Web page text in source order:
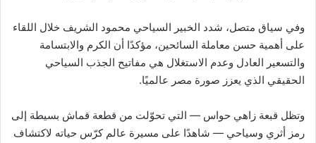
وفي سياق متصل، شدد الخبير السياحي محمود الشريف خلال اللقاء
على أهمية حسن معاملة السائحين، مؤكدًا أن الكرم والابتسامة
والتسعير العادل وعدم الاستغلال هي مفاتيح الجذب السياحي
الحقيقي الذي يعزز صورة مصر عالميًا.
وتظل قبعة زاهي حواس — التي تحوّلت من قطعة قماش بسيطة إلى
رمز أثري وسياحي — شاهدًا على مسيرة عالم كرّس حياته لاكتشاف